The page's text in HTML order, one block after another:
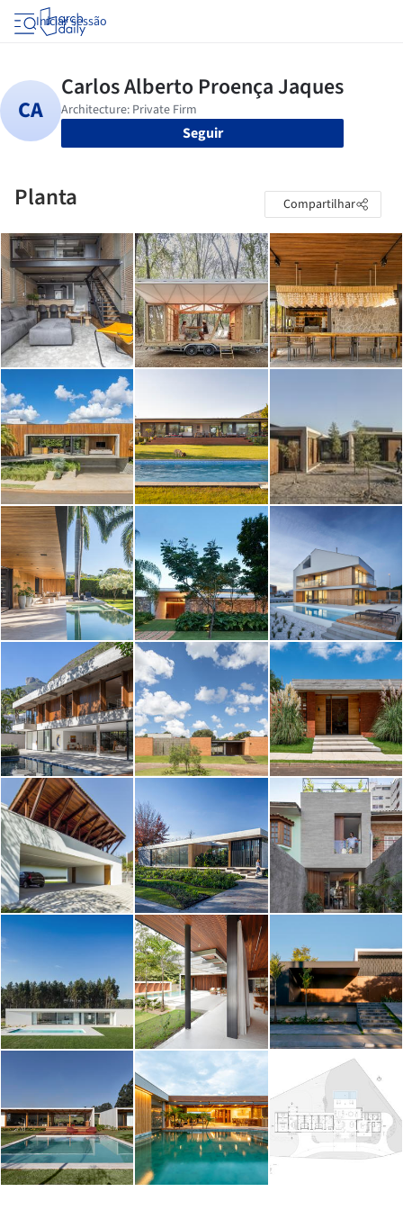
Iniciar sessão
Seguir
Planta Compartilhar